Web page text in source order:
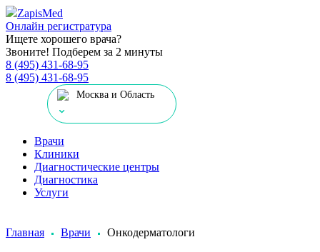
ZapisMed
Онлайн регистратура
Ищете хорошего врача?
Звоните! Подберем за 2 минуты
8 (495) 431-68-95
8 (495) 431-68-95
Москва и Область
Врачи
Клиники
Диагностические центры
Диагностика
Услуги
Главная Врачи Онкодерматологи